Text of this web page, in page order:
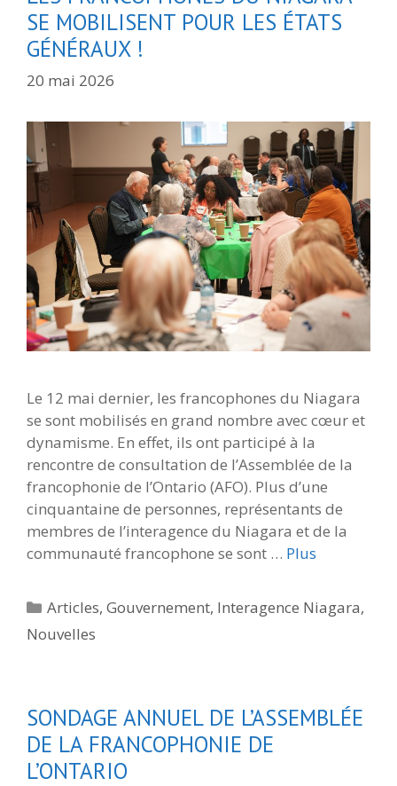
SE MOBILISENT POUR LES ÉTATS
GÉNÉRAUX !
20 mai 2026
Le 12 mai dernier, les francophones du Niagara
se sont mobilisés en grand nombre avec cœur et
dynamisme. En effet, ils ont participé à la
rencontre de consultation de l’Assemblée de la
francophonie de l’Ontario (AFO). Plus d’une
cinquantaine de personnes, représentants de
membres de l’interagence du Niagara et de la
communauté francophone se sont … Plus
Catégories
Articles,Gouvernement, Interagence Niagara,
Nouvelles
SONDAGE ANNUEL DE L’ASSEMBLÉE
DE LA FRANCOPHONIE DE
L’ONTARIO